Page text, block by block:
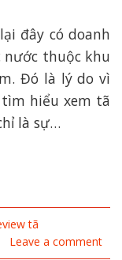
đây có doanh
thuộc khu
Đó là lý do vì
hiểu xem tã
là sự…
tã
Leave a comment